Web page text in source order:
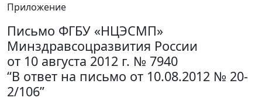
Приложение
Письмо ФГБУ «НЦЭСМП»
Минздравсоцразвития России
от 10 августа 2012 г. № 7940
“В ответ на письмо от 10.08.2012 № 20-
2/106”